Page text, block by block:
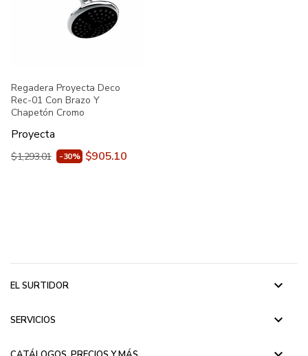
Regadera Proyecta Deco
Rec-01 Con Brazo Y
Chapetón Cromo
Proyecta
$1,293.01 -30% $905.10
EL SURTIDOR keyboard_arrow_down
SERVICIOS keyboard_arrow_down